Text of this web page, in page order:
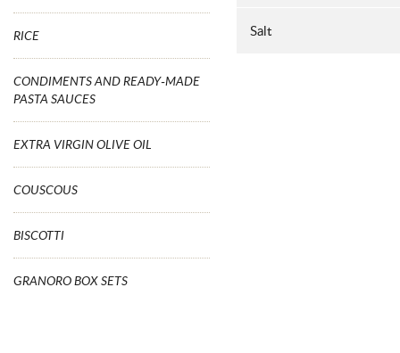
RICE
CONDIMENTS AND READY-MADE
PASTA SAUCES
EXTRA VIRGIN OLIVE OIL
COUSCOUS
BISCOTTI
GRANORO BOX SETS
Salt